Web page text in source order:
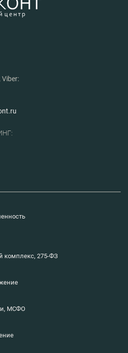
Viber:
комплекс, 275-ФЗ
МСФО